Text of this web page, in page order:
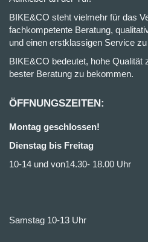
BIKE&CO steht vielmehr für das
fachkompetente Beratung,
und einen erstklassigen Service zu
BIKE&CO bedeutet, hohe Qualität
bester Beratung zu bekommen.
ÖFFNUNGSZEITEN:
Montag geschlossen!
Dienstag bis Freitag
10-14 und von14.30- 18.00 Uhr
Samstag 10-13 Uhr